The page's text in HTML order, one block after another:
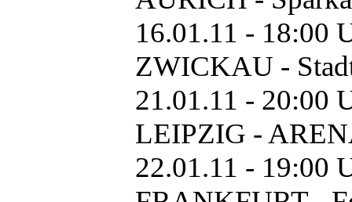
16.01.11 - 18:00
ZWICKAU -
21.01.11 - 20:00
LEIPZIG -
22.01.11 - 19:00